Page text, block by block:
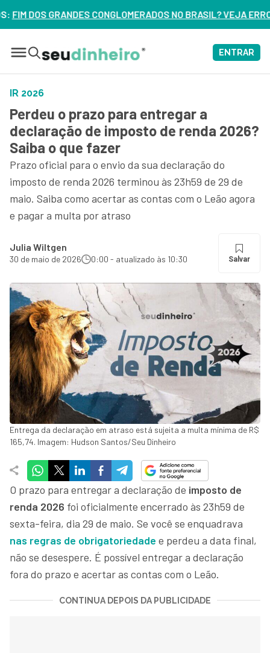
NO BRASIL? VEJA ERROS DE 3 DELES – ASSISTA
ENTRAR
IR 2026
Perdeu o prazo para entregar a
declaração de imposto de renda 2026?
Saiba o que fazer
Prazo oficial para o envio da sua declaração do
imposto de renda 2026 terminou às 23h59 de 29 de
maio. Saiba como acertar as contas com o Leão agora
e pagar a multa por atraso
Julia Wiltgen
30 de maio de 2026 0:00 - atualizado às 10:30 Salvar
Entrega da declaração em atraso está sujeita a multa mínima de R$
165,74. Imagem: Hudson Santos/Seu Dinheiro
O prazo para entregar a declaração de imposto de
renda 2026 foi oficialmente encerrado às 23h59 de
sexta-feira, dia 29 de maio. Se você se enquadrava
nas regras de obrigatoriedade e perdeu a data final,
não se desespere. É possível entregar a declaração
fora do prazo e acertar as contas com o Leão.
CONTINUA DEPOIS DA PUBLICIDADE